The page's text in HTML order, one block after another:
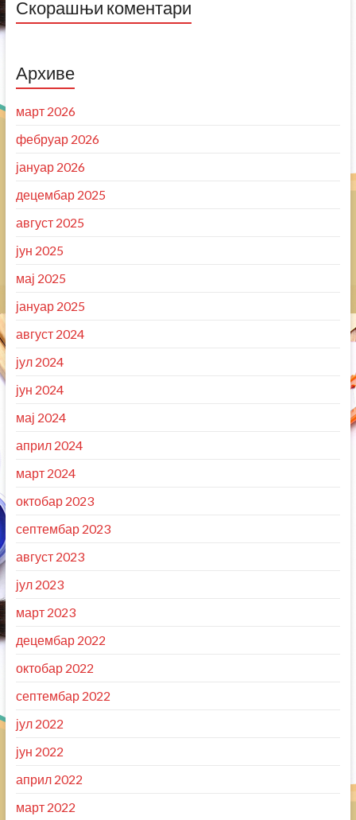
Скорашњи коментари
Архиве
март 2026
фебруар 2026
јануар 2026
децембар 2025
август 2025
јун 2025
мај 2025
јануар 2025
август 2024
јул 2024
јун 2024
мај 2024
април 2024
март 2024
октобар 2023
септембар 2023
август 2023
јул 2023
март 2023
децембар 2022
октобар 2022
септембар 2022
јул 2022
јун 2022
април 2022
март 2022